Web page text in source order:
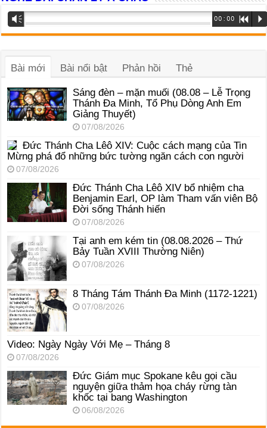
Trình
phát
âm
Vm 00:00 R P
Bài mới Bài nổi bật Phản hồi Thẻ
Sáng đèn – mặn muối (08.08 – Lễ Trọng
Thánh Đa Minh, Tổ Phụ Dòng Anh Em
Giảng Thuyết)
07/08/2026
Đức Thánh Cha Lêô XIV: Cuộc cách mạng của Tin
Mừng phá đổ những bức tường ngăn cách con người
07/08/2026
Đức Thánh Cha Lêô XIV bổ nhiệm cha
Benjamin Earl, OP làm Tham vấn viên Bộ
Đời sống Thánh hiến
07/08/2026
Tại anh em kém tin (08.08.2026 – Thứ
Bảy Tuần XVIII Thường Niên)
07/08/2026
8 Tháng Tám Thánh Ða Minh (1172-1221)
07/08/2026
Video: Ngày Ngày Với Mẹ – Tháng 8
07/08/2026
Đức Giám mục Spokane kêu gọi cầu
nguyện giữa thảm họa cháy rừng tàn
khốc tại bang Washington
06/08/2026